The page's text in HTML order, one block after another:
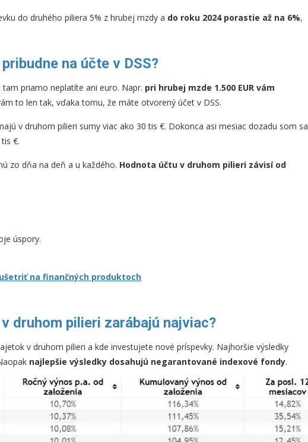
do druhého piliera 5% z hrubej mzdy a do roku 2024 porastie až na 6%,
na účte v DSS?
priamo neplatíte ani euro. Napr. pri hrubej mzde 1.500 EUR vám
to len tak, vďaka tomu, že máte otvorený účet v DSS.
v druhom pilieri sumy viac ako 30 tis €. Dokonca asi mesiac dozadu som sa
€.
zo dňa na deň a u každého. Hodnota účtu v druhom pilieri závisí od
úspory.
na finančných produktoch
druhom pilieri zarábajú najviac?
v druhom pilieri a kde investujete nové príspevky. Najhoršie výsledky
najlepšie výsledky dosahujú negarantované indexové fondy.